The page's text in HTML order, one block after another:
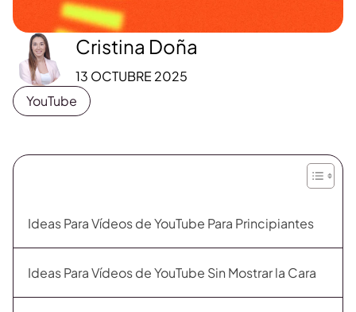
Cristina Doña
13 OCTUBRE 2025
YouTube
Ideas Para Vídeos de YouTube Para Principiantes
Ideas Para Vídeos de YouTube Sin Mostrar la Cara